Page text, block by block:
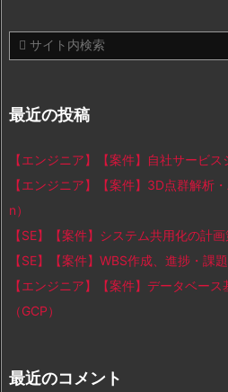
最近の投稿
【エンジニア】【案件】自社サービス
【エンジニア】【案件】3D点群解析
n）
【SE】【案件】システム共用化の計
【SE】【案件】WBS作成、進捗・課
【エンジニア】【案件】データベー
（GCP）
最近のコメント